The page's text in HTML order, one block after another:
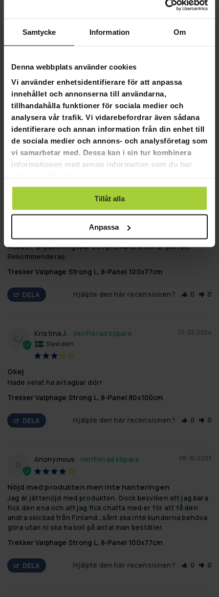
Samtycke Information Om
Denna webbplats använder cookies
Vi använder enhetsidentifierare för att anpassa
innehållet och annonserna till användarna,
tillhandahålla funktioner för sociala medier och
analysera vår trafik. Vi vidarebefordrar även sådana
identifierare och annan information från din enhet till
de sociala medier och annons- och analysföretag som
vi samarbetar med. Dessa kan i sin tur kombinera
informationen med annan information som du har
använt deras tjänster.
Tillåt alla
Anpassa
Baserat på 6 recensioner
SKRIV EN RECENSION
STÄLL EN FRÅGA
Recensioner Frågor
TR Timo R.
Trekker Valphage Strong L, 8-Panel 100x77cm
Robust, anpassningsbar och prisvärdheten är perfekt
Rekommenderas.
Trekker Valphage Strong L, 8-Panel 100x77cm
DELA Hjälpte den här recensionen? 0 0
07-22-2024
Kristina J.
Sweden
Okej
Hade velat ha avtagbar dörr
Trekker Valphage Strong L, 8-Panel 80x100cm
DELA Hjälpte den här recensionen? 0 0
08-15-2023
Anonymous
Nöjd med produkten men inte hanteringen
Jag är jättenöjd med produkten. Dock besviken att jag bara
fick den ena och att jag fick chatta med er för att få den
andra skickad från Finland…sånt ska inte kunderna behöva
göra utan ni ska ha koll på antal man beställer.
Trekker Valphage Strong L, 8-Panel 100x77cm
DELA Hjälpte den här recensionen? 0 0